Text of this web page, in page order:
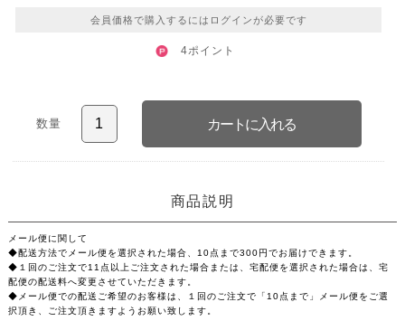
会員価格で購入するにはログインが必要です
4ポイント
数量
商品説明
メール便に関して
◆配送方法でメール便を選択された場合、10点まで300円でお届けできます。
◆１回のご注文で11点以上ご注文された場合または、宅配便を選択された場合は、宅
配便の配送料へ変更させていただきます。
◆メール便での配送ご希望のお客様は、１回のご注文で「10点まで」メール便をご選
択頂き、ご注文頂きますようお願い致します。